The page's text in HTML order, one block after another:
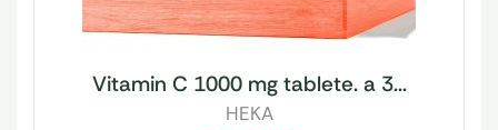
Vitamin C 1000 mg tablete. a 3...
HEKA